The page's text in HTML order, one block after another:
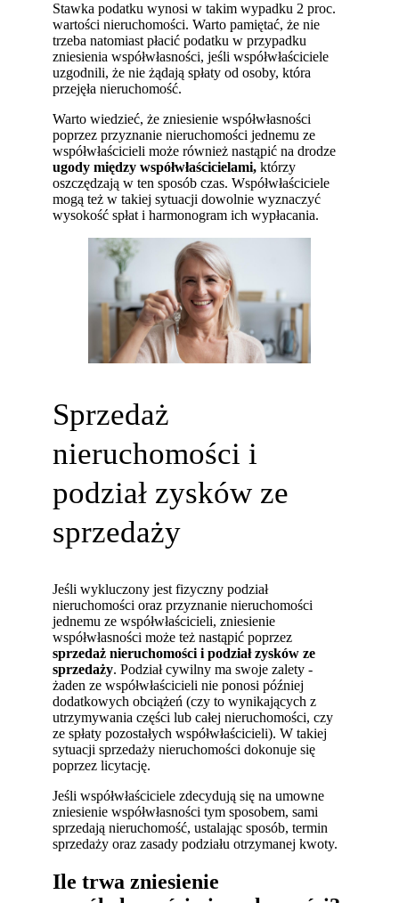
Stawka podatku wynosi w takim wypadku 2 proc.
wartości nieruchomości. Warto pamiętać, że nie
trzeba natomiast płacić podatku w przypadku
zniesienia współwłasności, jeśli współwłaściciele
uzgodnili, że nie żądają spłaty od osoby, która
przejęła nieruchomość.
Warto wiedzieć, że zniesienie współwłasności
poprzez przyznanie nieruchomości jednemu ze
współwłaścicieli może również nastąpić na drodze
ugody między współwłaścicielami, którzy
oszczędzają w ten sposób czas. Współwłaściciele
mogą też w takiej sytuacji dowolnie wyznaczyć
wysokość spłat i harmonogram ich wypłacania.
Sprzedaż
nieruchomości i
podział zysków ze
sprzedaży
Jeśli wykluczony jest fizyczny podział
nieruchomości oraz przyznanie nieruchomości
jednemu ze współwłaścicieli, zniesienie
współwłasności może też nastąpić poprzez
sprzedaż nieruchomości i podział zysków ze
sprzedaży. Podział cywilny ma swoje zalety -
żaden ze współwłaścicieli nie ponosi później
dodatkowych obciążeń (czy to wynikających z
utrzymywania części lub całej nieruchomości, czy
ze spłaty pozostałych współwłaścicieli). W takiej
sytuacji sprzedaży nieruchomości dokonuje się
poprzez licytację.
Jeśli współwłaściciele zdecydują się na umowne
zniesienie współwłasności tym sposobem, sami
sprzedają nieruchomość, ustalając sposób, termin
sprzedaży oraz zasady podziału otrzymanej kwoty.
Ile trwa zniesienie